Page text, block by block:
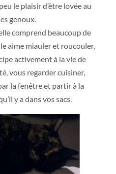
le plaisir d’être lovée au
genoux.
comprend beaucoup de
aime miauler et roucouler,
activement à la vie de
vous regarder cuisiner,
la fenêtre et partir à la
y a dans vos sacs.